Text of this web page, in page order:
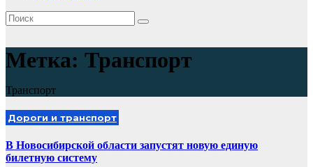
Метка: Транспорт
Транспорт
Дороги и транспорт
В Новосибирской области запустят новую единую
билетную систему